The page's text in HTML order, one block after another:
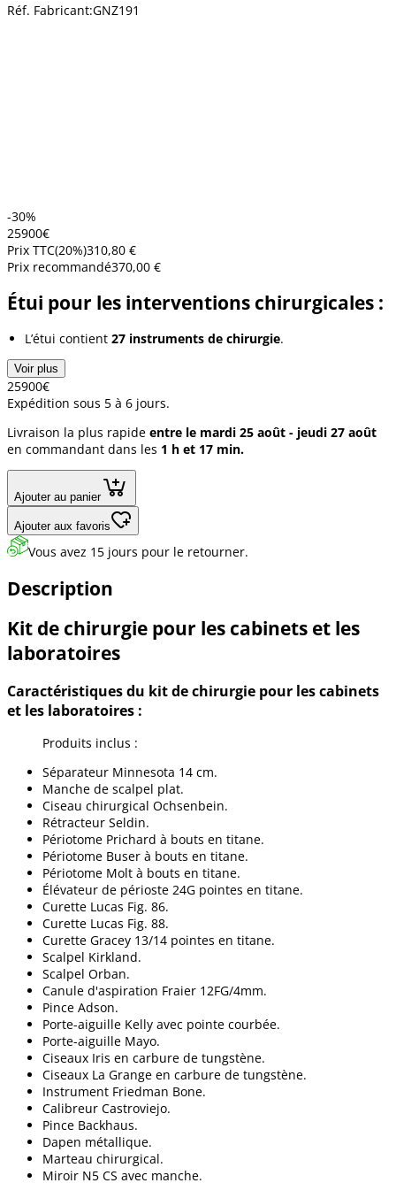
Réf. Fabricant:GNZ191
-30%
25900€
Prix TTC(20%)310,80 €
Prix recommandé370,00 €
Étui pour les interventions chirurgicales :
L’étui contient 27 instruments de chirurgie.
Voir plus
25900€
Expédition sous 5 à 6 jours.
Livraison la plus rapide entre le mardi 25 août - jeudi 27 août
en commandant dans les 1 h et 17 min.
Ajouter au panier
Ajouter aux favoris
Vous avez 15 jours pour le retourner.
Description
Kit de chirurgie pour les cabinets et les
laboratoires
Caractéristiques du kit de chirurgie pour les cabinets
et les laboratoires :
Produits inclus :
Séparateur Minnesota 14 cm.
Manche de scalpel plat.
Ciseau chirurgical Ochsenbein.
Rétracteur Seldin.
Périotome Prichard à bouts en titane.
Périotome Buser à bouts en titane.
Périotome Molt à bouts en titane.
Élévateur de périoste 24G pointes en titane.
Curette Lucas Fig. 86.
Curette Lucas Fig. 88.
Curette Gracey 13/14 pointes en titane.
Scalpel Kirkland.
Scalpel Orban.
Canule d'aspiration Fraier 12FG/4mm.
Pince Adson.
Porte-aiguille Kelly avec pointe courbée.
Porte-aiguille Mayo.
Ciseaux Iris en carbure de tungstène.
Ciseaux La Grange en carbure de tungstène.
Instrument Friedman Bone.
Calibreur Castroviejo.
Pince Backhaus.
Dapen métallique.
Marteau chirurgical.
Miroir N5 CS avec manche.